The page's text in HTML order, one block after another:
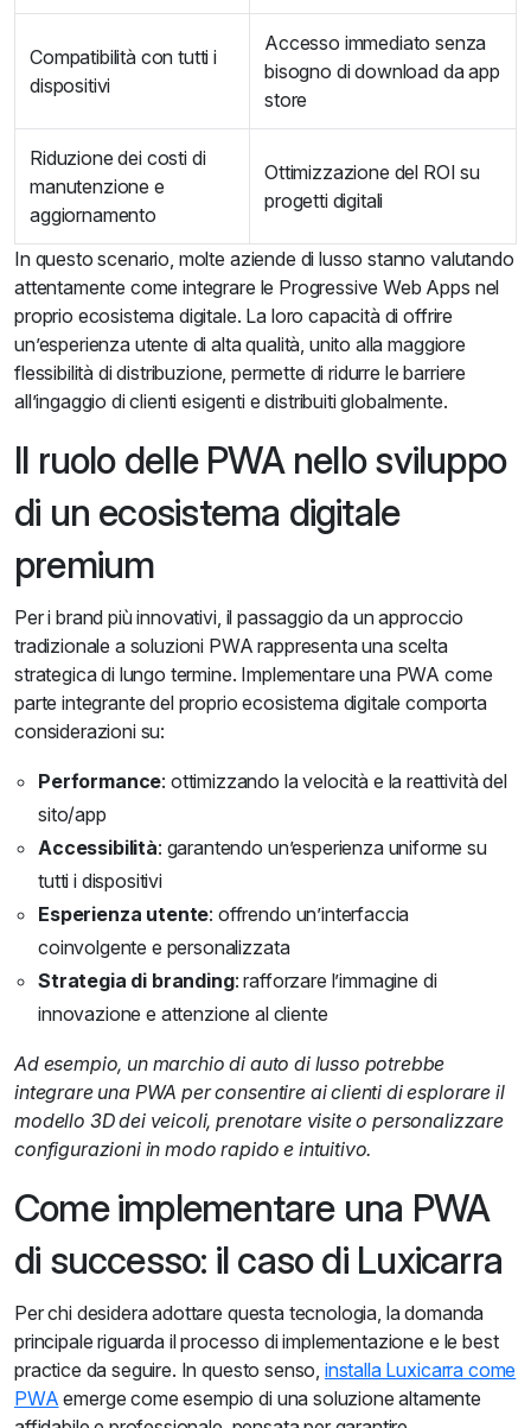
Compatibilità con tutti i
dispositivi
Accesso immediato senza
bisogno di download da app
store
Riduzione dei costi di
manutenzione e
aggiornamento
Ottimizzazione del ROI su
progetti digitali
In questo scenario, molte aziende di lusso stanno valutando
attentamente come integrare le Progressive Web Apps nel
proprio ecosistema digitale. La loro capacità di offrire
un’esperienza utente di alta qualità, unito alla maggiore
flessibilità di distribuzione, permette di ridurre le barriere
all’ingaggio di clienti esigenti e distribuiti globalmente.
Il ruolo delle PWA nello sviluppo
di un ecosistema digitale
premium
Per i brand più innovativi, il passaggio da un approccio
tradizionale a soluzioni PWA rappresenta una scelta
strategica di lungo termine. Implementare una PWA come
parte integrante del proprio ecosistema digitale comporta
considerazioni su:
Performance: ottimizzando la velocità e la reattività del
sito/app
Accessibilità: garantendo un’esperienza uniforme su
tutti i dispositivi
Esperienza utente: offrendo un’interfaccia
coinvolgente e personalizzata
Strategia di branding: rafforzare l’immagine di
innovazione e attenzione al cliente
Ad esempio, un marchio di auto di lusso potrebbe
integrare una PWA per consentire ai clienti di esplorare il
modello 3D dei veicoli, prenotare visite o personalizzare
configurazioni in modo rapido e intuitivo.
Come implementare una PWA
di successo: il caso di Luxicarra
Per chi desidera adottare questa tecnologia, la domanda
principale riguarda il processo di implementazione e le best
practice da seguire. In questo senso, installa Luxicarra come
PWA emerge come esempio di una soluzione altamente